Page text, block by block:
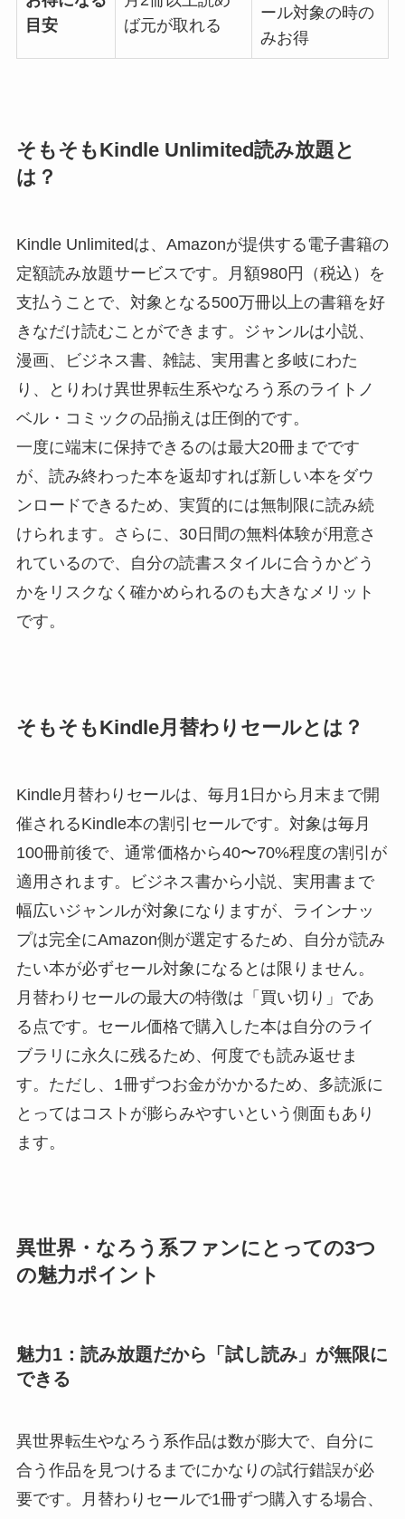
目安
ば元が取れる
ール対象の時の
みお得
そもそもKindle Unlimited読み放題と
は？
Kindle Unlimitedは、Amazonが提供する電子書籍の
定額読み放題サービスです。月額980円（税込）を
支払うことで、対象となる500万冊以上の書籍を好
きなだけ読むことができます。ジャンルは小説、
漫画、ビジネス書、雑誌、実用書と多岐にわた
り、とりわけ異世界転生系やなろう系のライトノ
ベル・コミックの品揃えは圧倒的です。
一度に端末に保持できるのは最大20冊までです
が、読み終わった本を返却すれば新しい本をダウ
ンロードできるため、実質的には無制限に読み続
けられます。さらに、30日間の無料体験が用意さ
れているので、自分の読書スタイルに合うかどう
かをリスクなく確かめられるのも大きなメリット
です。
そもそもKindle月替わりセールとは？
Kindle月替わりセールは、毎月1日から月末まで開
催されるKindle本の割引セールです。対象は毎月
100冊前後で、通常価格から40〜70%程度の割引が
適用されます。ビジネス書から小説、実用書まで
幅広いジャンルが対象になりますが、ラインナッ
プは完全にAmazon側が選定するため、自分が読み
たい本が必ずセール対象になるとは限りません。
月替わりセールの最大の特徴は「買い切り」であ
る点です。セール価格で購入した本は自分のライ
ブラリに永久に残るため、何度でも読み返せま
す。ただし、1冊ずつお金がかかるため、多読派に
とってはコストが膨らみやすいという側面もあり
ます。
異世界・なろう系ファンにとっての3つ
の魅力ポイント
魅力1：読み放題だから「試し読み」が無限に
できる
異世界転生やなろう系作品は数が膨大で、自分に
合う作品を見つけるまでにかなりの試行錯誤が必
要です。月替わりセールで1冊ずつ購入する場合、